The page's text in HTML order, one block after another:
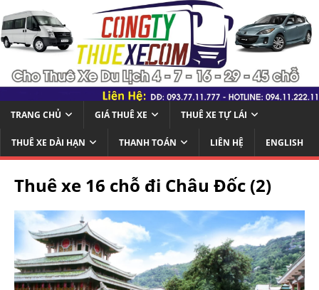
TRANG CHỦ GIÁ THUÊ XE THUÊ XE TỰ LÁI
THUÊ XE DÀI HẠN THANH TOÁN LIÊN HỆ ENGLISH
Thuê xe 16 chỗ đi Châu Đốc (2)